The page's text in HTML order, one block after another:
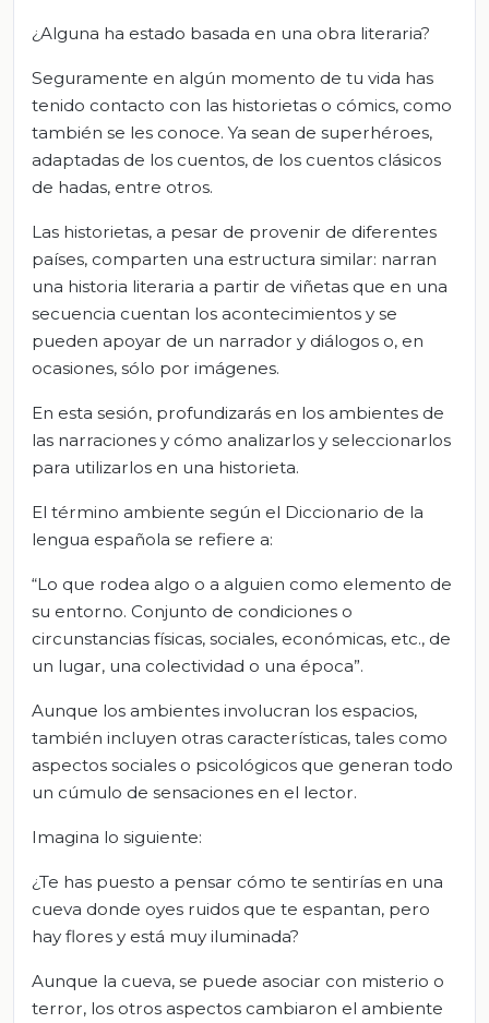
¿Alguna ha estado basada en una obra literaria?
Seguramente en algún momento de tu vida has
tenido contacto con las historietas o cómics, como
también se les conoce. Ya sean de superhéroes,
adaptadas de los cuentos, de los cuentos clásicos
de hadas, entre otros.
Las historietas, a pesar de provenir de diferentes
países, comparten una estructura similar: narran
una historia literaria a partir de viñetas que en una
secuencia cuentan los acontecimientos y se
pueden apoyar de un narrador y diálogos o, en
ocasiones, sólo por imágenes.
En esta sesión, profundizarás en los ambientes de
las narraciones y cómo analizarlos y seleccionarlos
para utilizarlos en una historieta.
El término ambiente según el Diccionario de la
lengua española se refiere a:
“Lo que rodea algo o a alguien como elemento de
su entorno. Conjunto de condiciones o
circunstancias físicas, sociales, económicas, etc., de
un lugar, una colectividad o una época”.
Aunque los ambientes involucran los espacios,
también incluyen otras características, tales como
aspectos sociales o psicológicos que generan todo
un cúmulo de sensaciones en el lector.
Imagina lo siguiente:
¿Te has puesto a pensar cómo te sentirías en una
cueva donde oyes ruidos que te espantan, pero
hay flores y está muy iluminada?
Aunque la cueva, se puede asociar con misterio o
terror, los otros aspectos cambiaron el ambiente